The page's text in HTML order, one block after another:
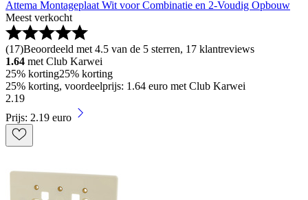
Attema Montageplaat Wit voor Combinatie en 2-Voudig Opbouw
Meest verkocht
(17)Beoordeeld met 4.5 van de 5 sterren, 17 klantreviews
1.64 met Club Karwei
25% korting25% korting
25% korting, voordeelprijs: 1.64 euro met Club Karwei
2.19
Prijs: 2.19 euro